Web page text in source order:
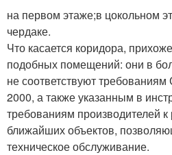
на первом этаже;в цокольном
чердаке.
Что касается коридора,
подобных помещений: они в
не соответствуют
2000, а также указанным в
требованиям производителей
ближайших объектов,
техническое обслуживание.